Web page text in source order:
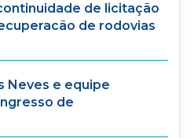
de licitação
de rodovias
Neves e equipe
de